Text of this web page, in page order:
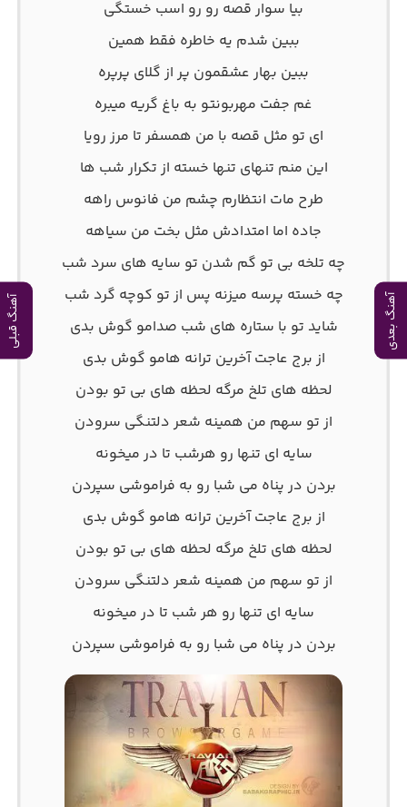
آهنگ بعدی آهنگ قبلی
بیا سوار قصه رو رو اسب خستگی
ببین شدم یه خاطره فقط همین
ببین بهار عشقمون پر از گلای پرپره
غم جفت مهربونتو به باغ گریه میبره
ای تو مثل قصه با من همسفر تا مرز رویا
این منم تنهای تنها خسته از تکرار شب ها
طرح مات انتظارم چشم من فانوس راهه
جاده اما امتدادش مثل بخت من سیاهه
چه تلخه بی تو گم شدن تو سایه های سرد شب
چه خسته پرسه میزنه پس از تو کوچه گرد شب
شاید تو با ستاره های شب صدامو گوش بدی
از برج عاجت آخرین ترانه هامو گوش بدی
لحظه های تلخ مرگه لحظه های بی تو بودن
از تو سهم من همینه شعر دلتنگی سرودن
سایه ای تنها رو هرشب تا در میخونه
بردن در پناه می شبا رو به فراموشی سپردن
از برج عاجت آخرین ترانه هامو گوش بدی
لحظه های تلخ مرگه لحظه های بی تو بودن
از تو سهم من همینه شعر دلتنگی سرودن
سایه ای تنها رو هر شب تا در میخونه
بردن در پناه می شبا رو به فراموشی سپردن